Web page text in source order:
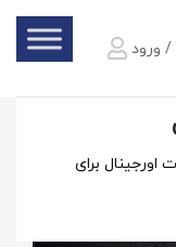
/ ورود
برای
اورجینال برای